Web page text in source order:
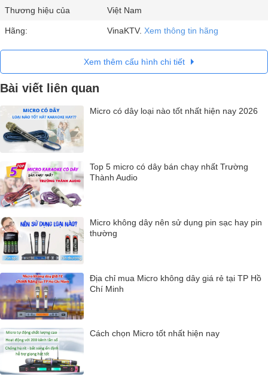
Thương hiệu của Việt Nam
Hãng: VinaKTV. Xem thông tin hãng
Xem thêm cấu hình chi tiết
Bài viết liên quan
Micro có dây loại nào tốt nhất hiện nay 2026
Top 5 micro có dây bán chạy nhất Trường
Thành Audio
Micro không dây nên sử dụng pin sạc hay pin
thường
Địa chỉ mua Micro không dây giá rẻ tại TP Hồ
Chí Minh
Cách chọn Micro tốt nhất hiện nay